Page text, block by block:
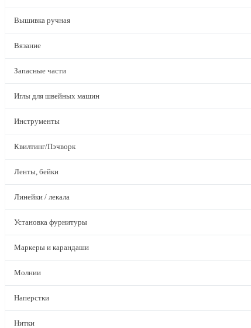
Вышивка ручная
Вязание
Запасные части
Иглы для швейных машин
Инструменты
Квилтинг/Пэчворк
Ленты, бейки
Линейки / лекала
Установка фурнитуры
Маркеры и карандаши
Молнии
Наперстки
Нитки